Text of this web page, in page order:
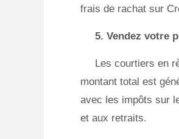
frais de rachat sur
5. Vendez votre
Les courtiers en
montant total est
avec les impôts sur
et aux retraits.